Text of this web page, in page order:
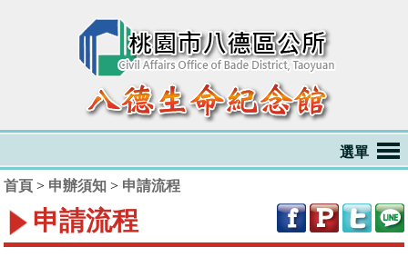
跳到主要內容區塊
選單
首頁 > 申辦須知 > 申請流程
申請流程